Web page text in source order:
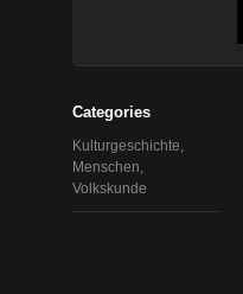
Categories
Kulturgeschichte,
Menschen,
Volkskunde